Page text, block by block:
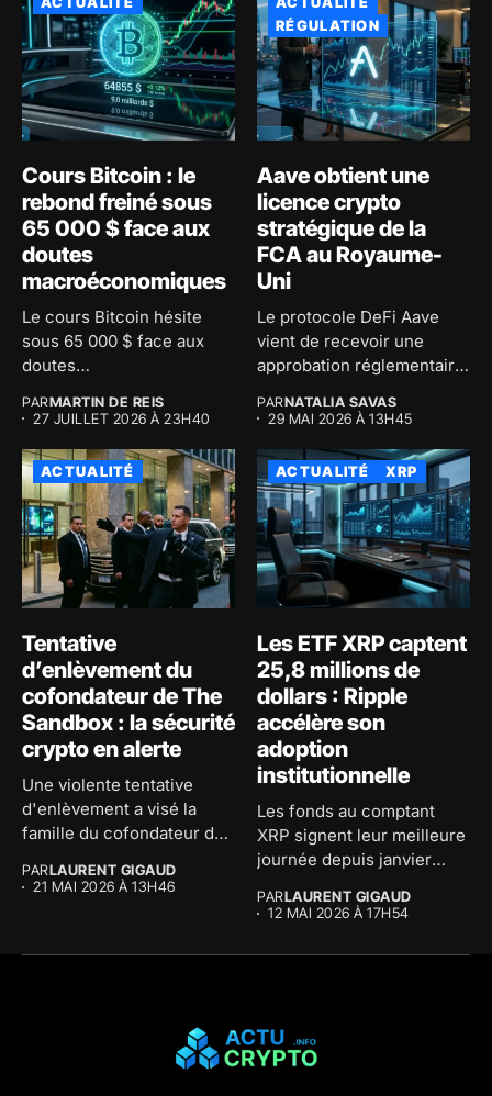
Cours Bitcoin : le
rebond freiné sous
65 000 $ face aux
doutes
macroéconomiques
Le cours Bitcoin hésite
sous 65 000 $ face aux
doutes
PARMARTIN DE REIS
27 JUILLET 2026 À 23H40
RÉGULATION
Aave obtient une
licence crypto
stratégique de la
FCA au Royaume-
Uni
Le protocole DeFi Aave
vient de recevoir une
approbation réglementaire
PARNATALIA SAVAS
29 MAI 2026 À 13H45
ACTUALITÉ
Tentative
d’enlèvement du
cofondateur de The
Sandbox : la sécurité
crypto en alerte
Une violente tentative
d'enlèvement a visé la
famille du cofondateur de
PARLAURENT GIGAUD
21 MAI 2026 À 13H46
ACTUALITÉ XRP
Les ETF XRP captent
25,8 millions de
dollars : Ripple
accélère son
adoption
institutionnelle
Les fonds au comptant
XRP signent leur meilleure
journée depuis janvier
PARLAURENT GIGAUD
12 MAI 2026 À 17H54